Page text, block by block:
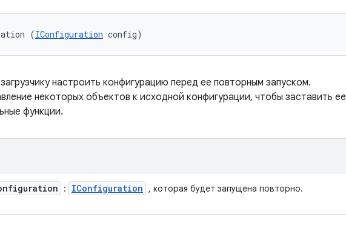
(IConfiguration config)
настроить конфигурацию перед ее повторным запуском.
некоторых объектов к исходной конфигурации, чтобы заставить ее
функции.
: IConfiguration , которая будет запущена повторно.